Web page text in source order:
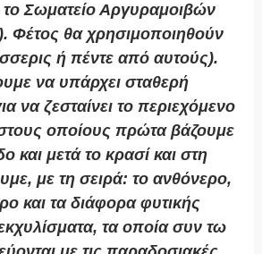
το Σωματείο Αργυραμοιβών
Φέτος θα χρησιμοποιηθούν
ή πέντε από αυτούς).
να υπάρχει σταθερή
να ζεσταίνει το περιεχόμενο
οποίους πρώτα βάζουμε
και μετά το κρασί και στη
με τη σειρά: το ανθόνερο,
και τα διάφορα φυτικής
τα οποία συν τω